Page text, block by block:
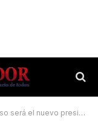
el nuevo presidente